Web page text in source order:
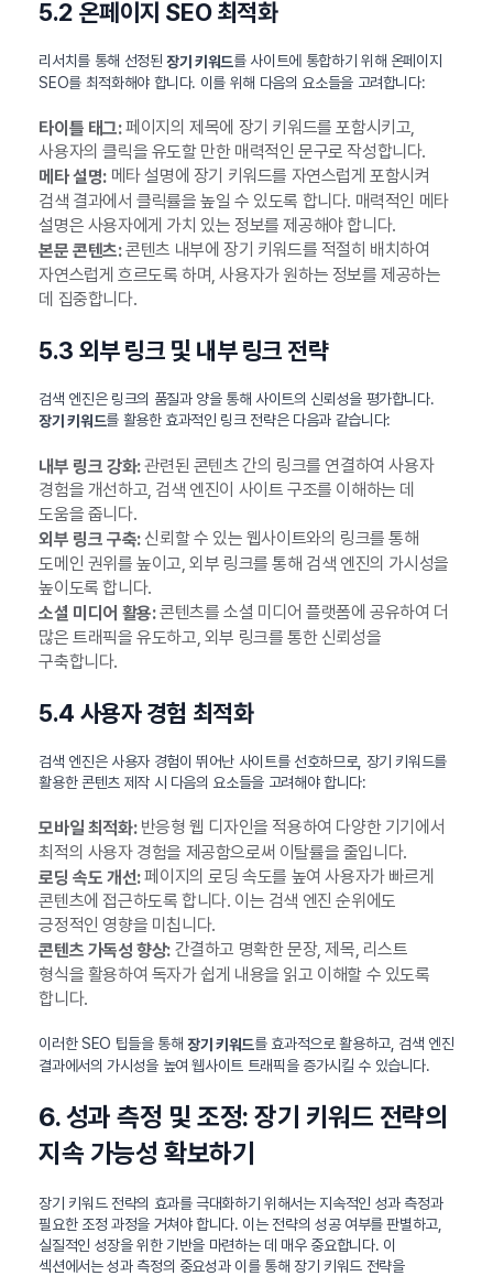
5.2 온페이지 SEO 최적화
리서치를 통해 선정된장기 키워드를 사이트에 통합하기 위해 온페이지
SEO를 최적화해야 합니다. 이를 위해 다음의 요소들을 고려합니다:
타이틀 태그:페이지의 제목에 장기 키워드를 포함시키고,
사용자의 클릭을 유도할 만한 매력적인 문구로 작성합니다.
메타 설명:메타 설명에 장기 키워드를 자연스럽게 포함시켜
검색 결과에서 클릭률을 높일 수 있도록 합니다. 매력적인 메타
설명은 사용자에게 가치 있는 정보를 제공해야 합니다.
본문 콘텐츠:콘텐츠 내부에 장기 키워드를 적절히 배치하여
자연스럽게 흐르도록 하며, 사용자가 원하는 정보를 제공하는
데 집중합니다.
5.3 외부 링크 및 내부 링크 전략
검색 엔진은 링크의 품질과 양을 통해 사이트의 신뢰성을 평가합니다.
장기 키워드를 활용한 효과적인 링크 전략은 다음과 같습니다:
내부 링크 강화:관련된 콘텐츠 간의 링크를 연결하여 사용자
경험을 개선하고, 검색 엔진이 사이트 구조를 이해하는 데
도움을 줍니다.
외부 링크 구축:신뢰할 수 있는 웹사이트와의 링크를 통해
도메인 권위를 높이고, 외부 링크를 통해 검색 엔진의 가시성을
높이도록 합니다.
소셜 미디어 활용:콘텐츠를 소셜 미디어 플랫폼에 공유하여 더
많은 트래픽을 유도하고, 외부 링크를 통한 신뢰성을
구축합니다.
5.4 사용자 경험 최적화
검색 엔진은 사용자 경험이 뛰어난 사이트를 선호하므로, 장기 키워드를
활용한 콘텐츠 제작 시 다음의 요소들을 고려해야 합니다:
모바일 최적화:반응형 웹 디자인을 적용하여 다양한 기기에서
최적의 사용자 경험을 제공함으로써 이탈률을 줄입니다.
로딩 속도 개선:페이지의 로딩 속도를 높여 사용자가 빠르게
콘텐츠에 접근하도록 합니다. 이는 검색 엔진 순위에도
긍정적인 영향을 미칩니다.
콘텐츠 가독성 향상:간결하고 명확한 문장, 제목, 리스트
형식을 활용하여 독자가 쉽게 내용을 읽고 이해할 수 있도록
합니다.
이러한 SEO 팁들을 통해장기 키워드를 효과적으로 활용하고, 검색 엔진
결과에서의 가시성을 높여 웹사이트 트래픽을 증가시킬 수 있습니다.
6. 성과 측정 및 조정: 장기 키워드 전략의
지속 가능성 확보하기
장기 키워드 전략의 효과를 극대화하기 위해서는 지속적인 성과 측정과
필요한 조정 과정을 거쳐야 합니다. 이는 전략의 성공 여부를 판별하고,
실질적인 성장을 위한 기반을 마련하는 데 매우 중요합니다. 이
섹션에서는 성과 측정의 중요성과 이를 통해 장기 키워드 전략을